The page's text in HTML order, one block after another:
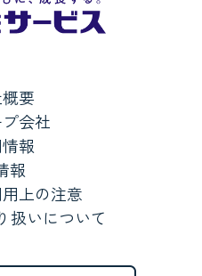
要
会社
報
報
上の注意
扱いについて